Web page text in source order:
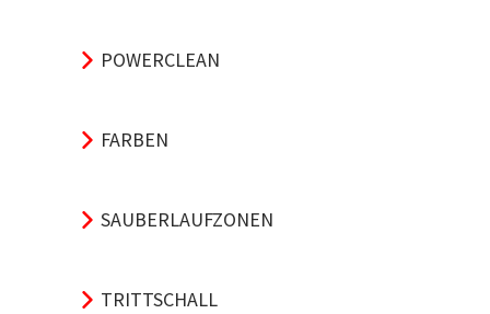
POWERCLEAN
FARBEN
SAUBERLAUFZONEN
TRITTSCHALL